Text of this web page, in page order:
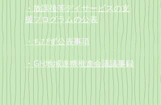
・放課後等デイサービスの支
援プログラムの公表
・ちびず公表事項
・GH地域連携推進会議議事録